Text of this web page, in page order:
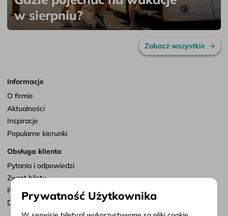
w sierpniu?
Zobacz wszystkie
Informacje
O firmie
Aktualności
Inspiracje
Popularne kierunki
Obsługa klienta
Pytania i odpowiedzi
Zwrot biletu
Punkty sprzedaży
Dostosuj zgody
Prywatność Użytkownika